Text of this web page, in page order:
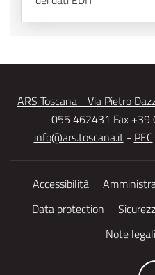
ARS Toscana - Via Pietro
055 462431 Fax
info@ars.toscana.it- PEC
Accessibilità
Data protection
Note legali